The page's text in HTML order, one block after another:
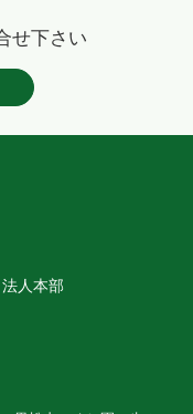
せ下さい
人本部